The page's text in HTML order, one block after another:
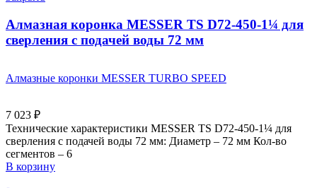
Алмазная коронка MESSER TS D72-450-1¼ для
сверления с подачей воды 72 мм
Алмазные коронки MESSER TURBO SPEED
7 023 ₽
Технические характеристики MESSER TS D72-450-1¼ для
сверления с подачей воды 72 мм: Диаметр – 72 мм Кол-во
сегментов – 6
В корзину